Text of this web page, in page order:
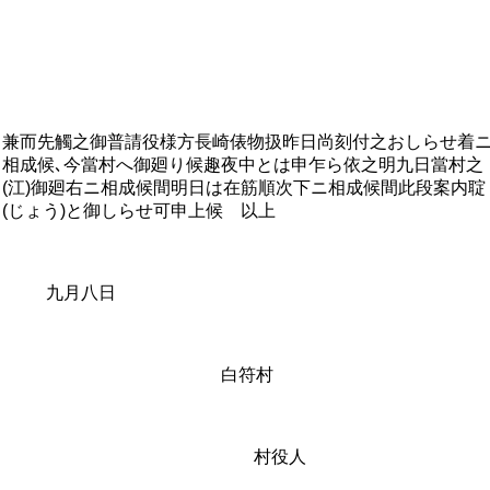
兼而先觸之御普請役様方長崎俵物扱昨日尚刻付之おしらせ着
相成候､今當村へ御廻り候趣夜中とは申乍ら依之明九日當村之
(江)御廻右ニ相成候間明日は在筋順次下ニ相成候間此段案内聢
(じょう)と御しらせ可申上候 以上
九月八日
白符村
村役人